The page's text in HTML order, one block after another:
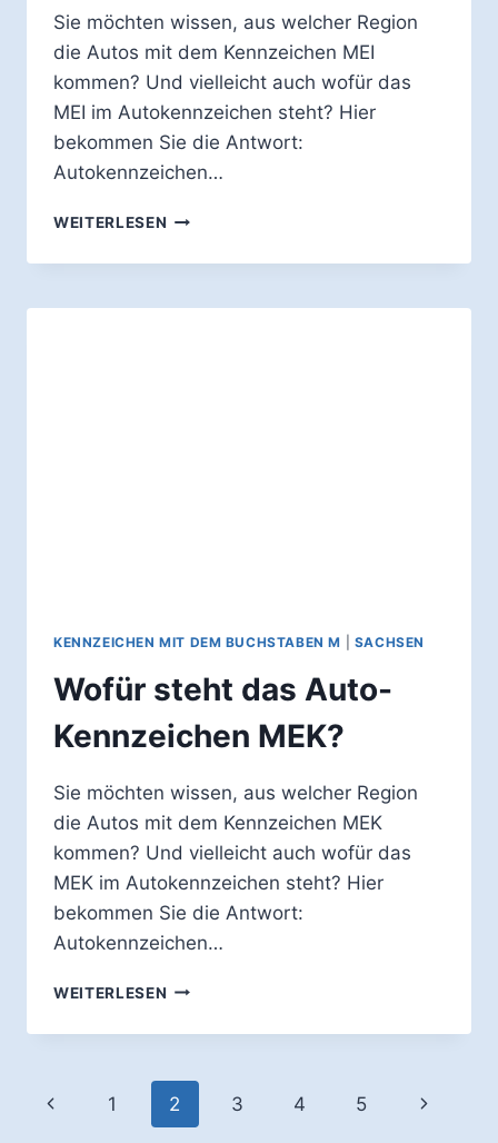
Sie möchten wissen, aus welcher Region
die Autos mit dem Kennzeichen MEI
kommen? Und vielleicht auch wofür das
MEI im Autokennzeichen steht? Hier
bekommen Sie die Antwort:
Autokennzeichen…
WEITERLESEN WOFÜR
DAS
KENNZEICHEN
KENNZEICHEN MIT DEM BUCHSTABEN M SACHSEN
Wofür steht das Auto-
Kennzeichen MEK?
Sie möchten wissen, aus welcher Region
die Autos mit dem Kennzeichen MEK
kommen? Und vielleicht auch wofür das
MEK im Autokennzeichen steht? Hier
bekommen Sie die Antwort:
Autokennzeichen…
WEITERLESEN WOFÜR
DAS
KENNZEICHEN
MEK?
Seitennavigation
Vorherige
1 2 3 4 5
Nächste